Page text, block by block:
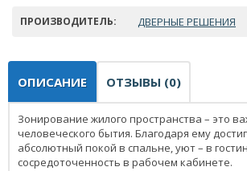
ПРОИЗВОДИТЕЛЬ: ДВЕРНЫЕ РЕШЕНИЯ
ОПИСАНИЕ ОТЗЫВЫ (0)
Зонирование жилого пространства – это
человеческого бытия. Благодаря ему
абсолютный покой в спальне, уют – в
сосредоточенность в рабочем кабинете.